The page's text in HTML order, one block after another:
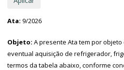
Ata: 9/2026
Objeto: A presente Ata tem por
eventual aquisição de refrigerador,
termos da tabela abaixo, conforme